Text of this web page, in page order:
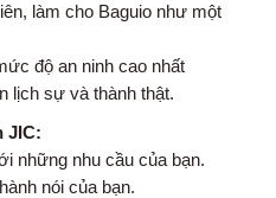
làm cho Baguio như một
độ an ninh cao nhất
lịch sự và thành thật.
JIC:
những nhu cầu của bạn.
nói của bạn.